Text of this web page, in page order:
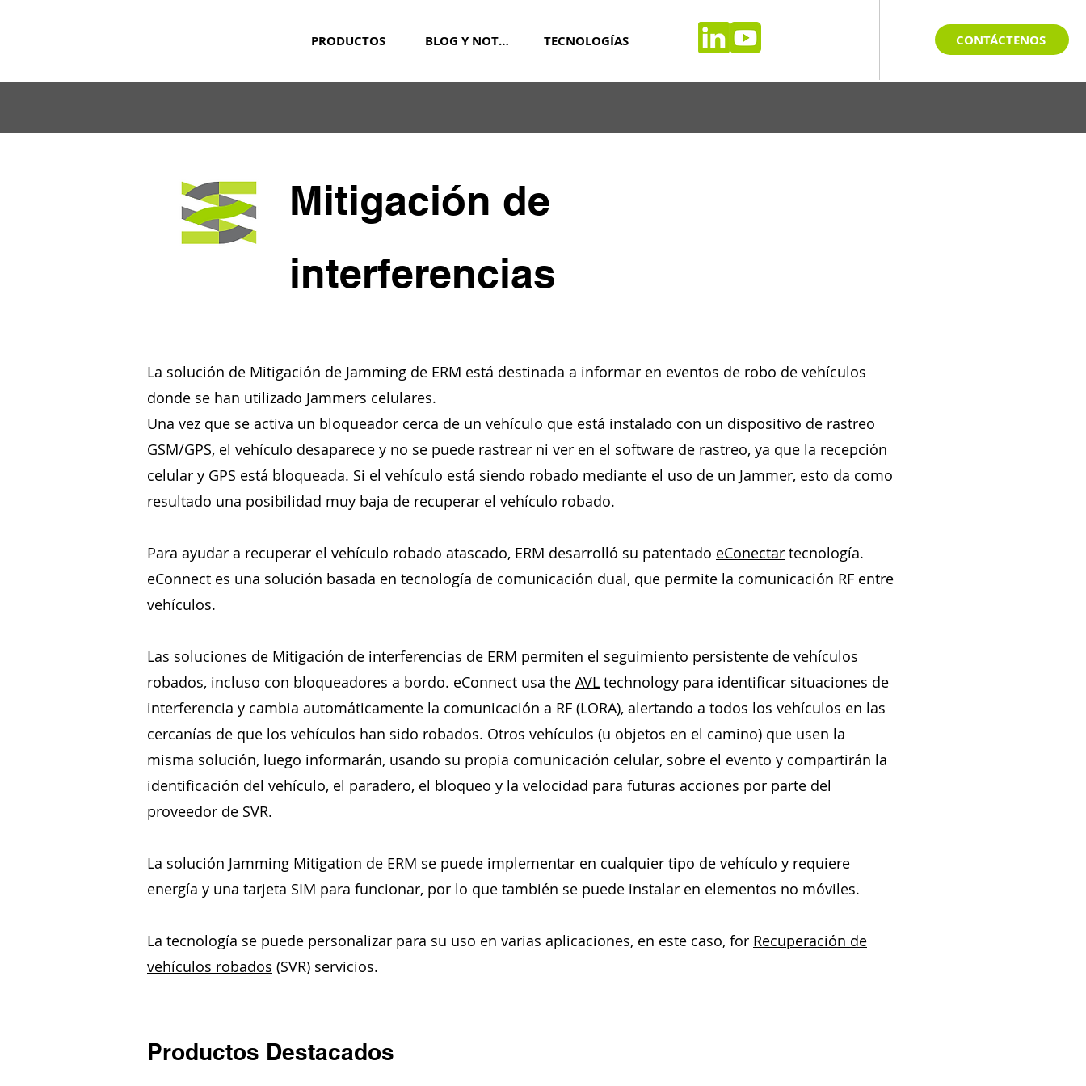
CONTÁCTENOS
PRODUCTOS BLOG Y NOTICIAS TECNOLOGÍAS
Mitigación de
interferencias
La solución de Mitigación de Jamming de ERM está destinada a informar en eventos de robo de vehículos
donde se han utilizado Jammers celulares.
Una vez que se activa un bloqueador cerca de un vehículo que está instalado con un dispositivo de rastreo
GSM/GPS, el vehículo desaparece y no se puede rastrear ni ver en el software de rastreo, ya que la recepción
celular y GPS está bloqueada. Si el vehículo está siendo robado mediante el uso de un Jammer, esto da como
resultado una posibilidad muy baja de recuperar el vehículo robado.
Para ayudar a recuperar el vehículo robado atascado, ERM desarrolló su patentado eConectar tecnología.
eConnect es una solución basada en tecnología de comunicación dual, que permite la comunicación RF entre
vehículos.
Las soluciones de Mitigación de interferencias de ERM permiten el seguimiento persistente de vehículos
robados, incluso con bloqueadores a bordo. eConnect usa the AVL technology para identificar situaciones de
interferencia y cambia automáticamente la comunicación a RF (LORA), alertando a todos los vehículos en las
cercanías de que los vehículos han sido robados. Otros vehículos (u objetos en el camino) que usen la
misma solución, luego informarán, usando su propia comunicación celular, sobre el evento y compartirán la
identificación del vehículo, el paradero, el bloqueo y la velocidad para futuras acciones por parte del
proveedor de SVR.
La solución Jamming Mitigation de ERM se puede implementar en cualquier tipo de vehículo y requiere
energía y una tarjeta SIM para funcionar, por lo que también se puede instalar en elementos no móviles.
La tecnología se puede personalizar para su uso en varias aplicaciones, en este caso, for Recuperación de
vehículos robados (SVR) servicios.
Productos Destacados